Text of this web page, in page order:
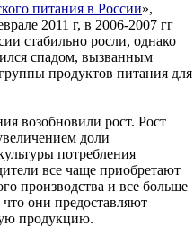
питания в России»,
2011 г, в 2006-2007 гг
стабильно росли, однако
спадом, вызванным
продуктов питания для
возобновили рост. Рост
доли
потребления
все чаще приобретают
производства и все больше
они предоставляют
продукцию.